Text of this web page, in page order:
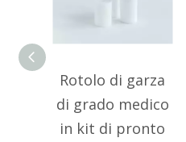
Rotolo di garza
di grado medico
in kit di pronto